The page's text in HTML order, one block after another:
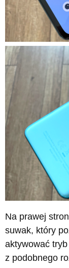
Na prawej
suwak, który
aktywować
z podobnego